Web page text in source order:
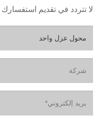
لا تتردد في تقديم استفسارك